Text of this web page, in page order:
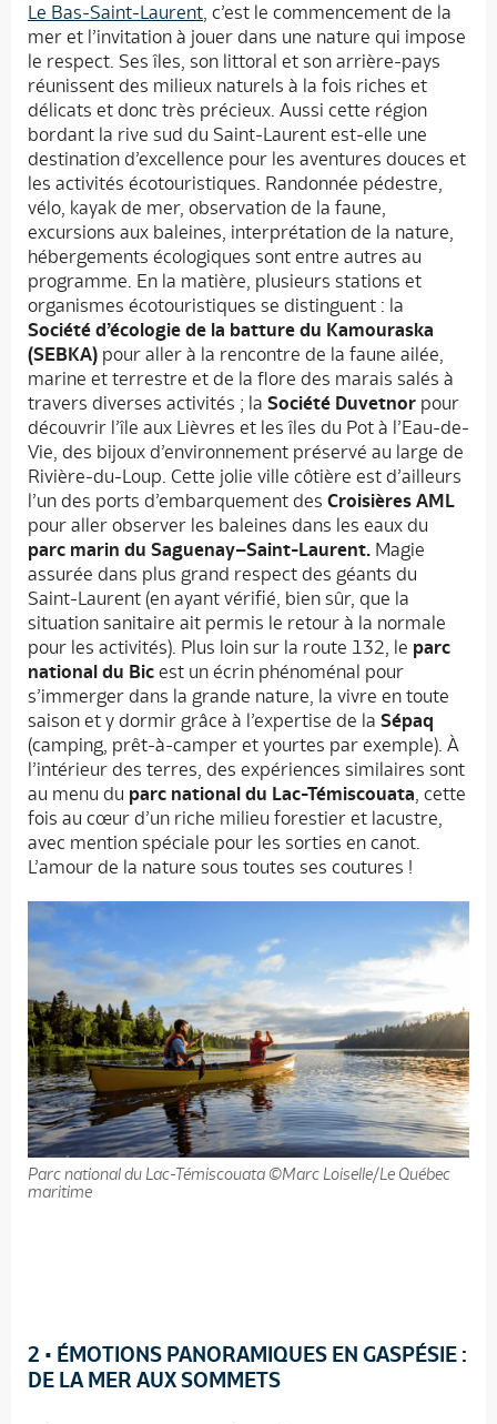
Le Bas-Saint-Laurent, c’est le commencement de la
mer et l’invitation à jouer dans une nature qui impose
le respect. Ses îles, son littoral et son arrière-pays
réunissent des milieux naturels à la fois riches et
délicats et donc très précieux. Aussi cette région
bordant la rive sud du Saint-Laurent est-elle une
destination d’excellence pour les aventures douces et
les activités écotouristiques. Randonnée pédestre,
vélo, kayak de mer, observation de la faune,
excursions aux baleines, interprétation de la nature,
hébergements écologiques sont entre autres au
programme. En la matière, plusieurs stations et
organismes écotouristiques se distinguent : la
Société d’écologie de la batture du Kamouraska
(SEBKA) pour aller à la rencontre de la faune ailée,
marine et terrestre et de la flore des marais salés à
travers diverses activités ; la Société Duvetnor pour
découvrir l’île aux Lièvres et les îles du Pot à l’Eau-de-
Vie, des bijoux d’environnement préservé au large de
Rivière-du-Loup. Cette jolie ville côtière est d’ailleurs
l’un des ports d’embarquement des Croisières AML
pour aller observer les baleines dans les eaux du
parc marin du Saguenay–Saint-Laurent. Magie
assurée dans plus grand respect des géants du
Saint-Laurent (en ayant vérifié, bien sûr, que la
situation sanitaire ait permis le retour à la normale
pour les activités). Plus loin sur la route 132, le parc
national du Bic est un écrin phénoménal pour
s’immerger dans la grande nature, la vivre en toute
saison et y dormir grâce à l’expertise de la Sépaq
(camping, prêt-à-camper et yourtes par exemple). À
l’intérieur des terres, des expériences similaires sont
au menu du parc national du Lac-Témiscouata, cette
fois au cœur d’un riche milieu forestier et lacustre,
avec mention spéciale pour les sorties en canot.
L’amour de la nature sous toutes ses coutures !
Parc national du Lac-Témiscouata ©Marc Loiselle/Le Québec
maritime
2 • ÉMOTIONS PANORAMIQUES EN GASPÉSIE :
DE LA MER AUX SOMMETS